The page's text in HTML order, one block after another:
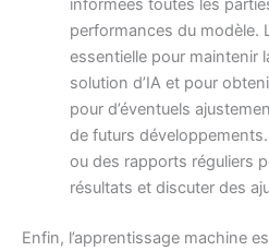
informées toutes les
performances du modèle.
essentielle pour maintenir
solution d’IA et pour
pour d’éventuels
de futurs
ou des rapports réguliers
résultats et discuter des
Enfin, l’apprentissage machine